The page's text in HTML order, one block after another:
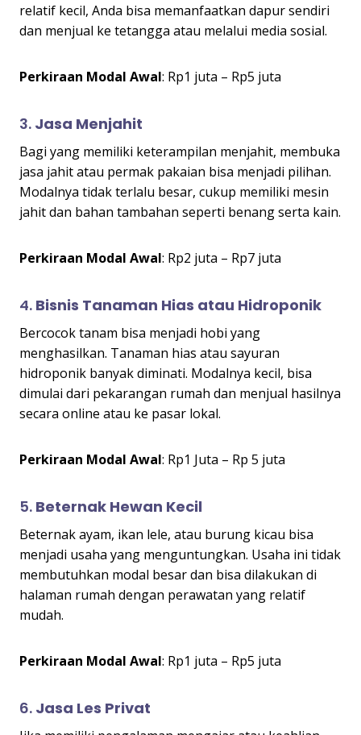
relatif kecil, Anda bisa memanfaatkan dapur sendiri
dan menjual ke tetangga atau melalui media sosial.
Perkiraan Modal Awal: Rp1 juta – Rp5 juta
3. Jasa Menjahit
Bagi yang memiliki keterampilan menjahit, membuka
jasa jahit atau permak pakaian bisa menjadi pilihan.
Modalnya tidak terlalu besar, cukup memiliki mesin
jahit dan bahan tambahan seperti benang serta kain.
Perkiraan Modal Awal: Rp2 juta – Rp7 juta
4. Bisnis Tanaman Hias atau Hidroponik
Bercocok tanam bisa menjadi hobi yang
menghasilkan. Tanaman hias atau sayuran
hidroponik banyak diminati. Modalnya kecil, bisa
dimulai dari pekarangan rumah dan menjual hasilnya
secara online atau ke pasar lokal.
Perkiraan Modal Awal: Rp1 Juta – Rp 5 juta
5. Beternak Hewan Kecil
Beternak ayam, ikan lele, atau burung kicau bisa
menjadi usaha yang menguntungkan. Usaha ini tidak
membutuhkan modal besar dan bisa dilakukan di
halaman rumah dengan perawatan yang relatif
mudah.
Perkiraan Modal Awal: Rp1 juta – Rp5 juta
6. Jasa Les Privat